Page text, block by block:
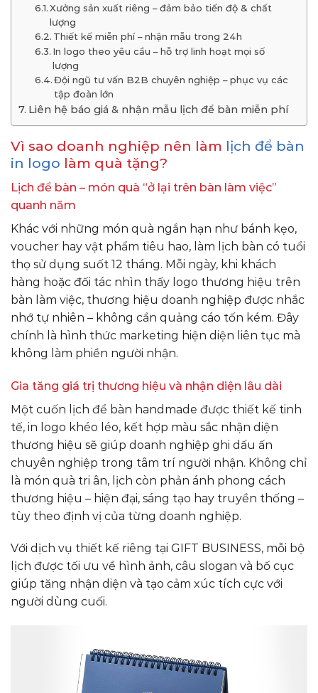
Xưởng sản xuất riêng – đảm bảo tiến độ & chất
lượng
Thiết kế miễn phí – nhận mẫu trong 24h
In logo theo yêu cầu – hỗ trợ linh hoạt mọi số
lượng
Đội ngũ tư vấn B2B chuyên nghiệp – phục vụ các
tập đoàn lớn
Liên hệ báo giá & nhận mẫu lịch để bàn miễn phí
Vì sao doanh nghiệp nên làm lịch để bàn
in logo làm quà tặng?
Lịch để bàn – món quà “ở lại trên bàn làm việc”
quanh năm
Khác với những món quà ngắn hạn như bánh kẹo,
voucher hay vật phẩm tiêu hao, làm lịch bàn có tuổi
thọ sử dụng suốt 12 tháng. Mỗi ngày, khi khách
hàng hoặc đối tác nhìn thấy logo thương hiệu trên
bàn làm việc, thương hiệu doanh nghiệp được nhắc
nhớ tự nhiên – không cần quảng cáo tốn kém. Đây
chính là hình thức marketing hiện diện liên tục mà
không làm phiền người nhận.
Gia tăng giá trị thương hiệu và nhận diện lâu dài
Một cuốn lịch để bàn handmade được thiết kế tinh
tế, in logo khéo léo, kết hợp màu sắc nhận diện
thương hiệu sẽ giúp doanh nghiệp ghi dấu ấn
chuyên nghiệp trong tâm trí người nhận. Không chỉ
là món quà tri ân, lịch còn phản ánh phong cách
thương hiệu – hiện đại, sáng tạo hay truyền thống –
tùy theo định vị của từng doanh nghiệp.
Với dịch vụ thiết kế riêng tại GIFT BUSINESS, mỗi bộ
lịch được tối ưu về hình ảnh, câu slogan và bố cục
giúp tăng nhận diện và tạo cảm xúc tích cực với
người dùng cuối.